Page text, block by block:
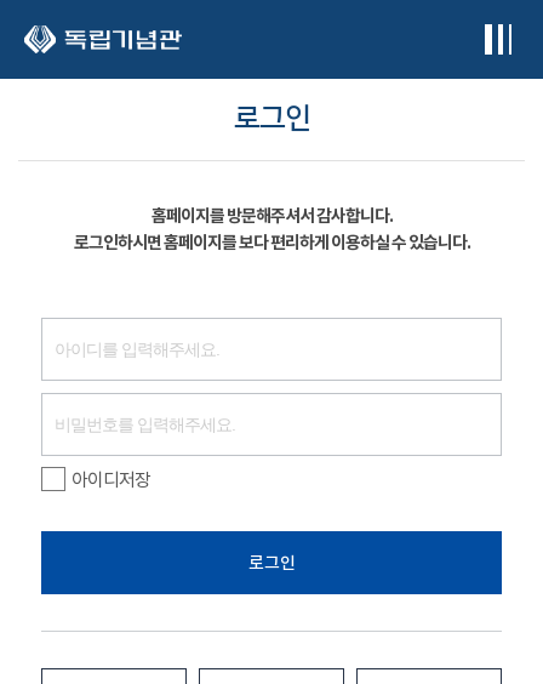
로그인
홈페이지를 방문해주셔서 감사합니다.
로그인하시면 홈페이지를 보다 편리하게 이용하실 수 있습니다.
아이디저장
로그인